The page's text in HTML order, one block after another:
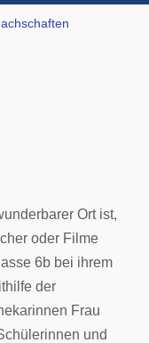
Ort ist,
oder Filme
6b bei ihrem
der
Frau
und